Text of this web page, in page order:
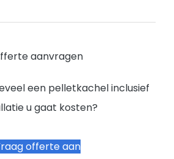
aanvragen
een pelletkachel inclusief
u gaat kosten?
offerte aan